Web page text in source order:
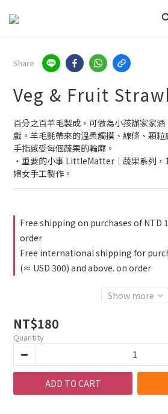
Share
Veg & Fruit
百分之百羊毛製成，可做為小孩辦家家
戲。羊毛氈帶來的溫柔觸摸、線條、顆
手指感受每個蔬果的輪廓。
・重要的小事 LittleMatter｜蔬果系列
婦女手工製作。
Free shipping on purchases of NTD
order
Free international shipping for
(≈ USD 300) and above. on order
Show more
NT$180
Quantity
ADD TO CART